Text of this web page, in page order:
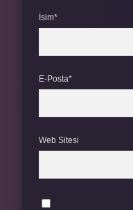
İsim*
E-Posta*
Web Sitesi